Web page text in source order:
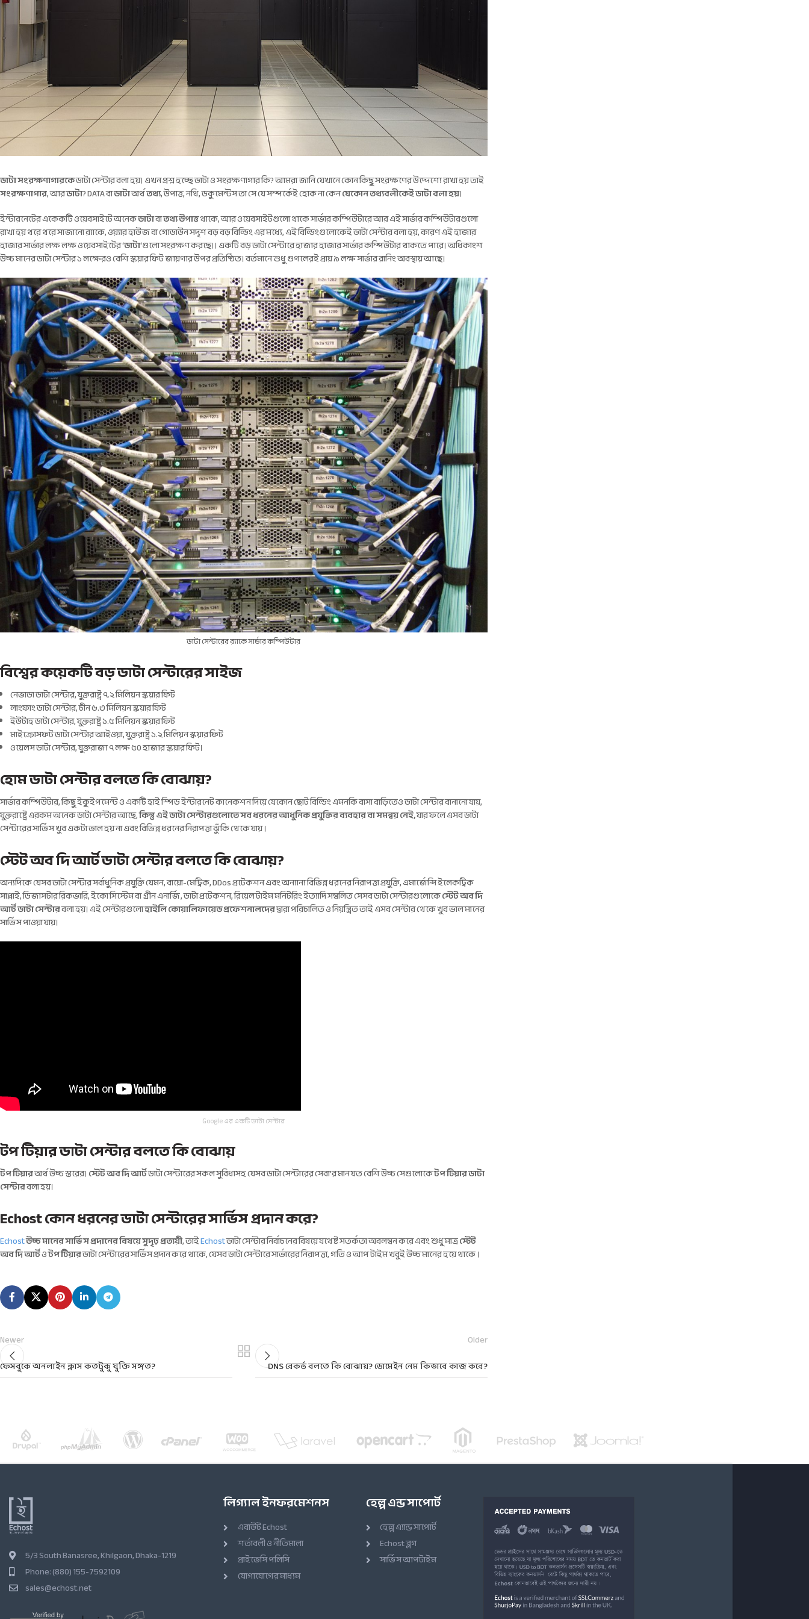
ডাটা সংরক্ষণাগারকেডাটা সেন্টার বলা হয়। এখন প্রশ্ন হচ্ছে ডাটা ও সংরক্ষণাগার কি? আমরা জানি যেখানে কোন কিছু সংরক্ষণের উদ্দেশ্যে রাখা হয় তাই
সংরক্ষণাগার, আরডাটা? DATA বাডাটাঅর্থতথ্য, উপাত্ত, নথি, ডকুমেন্টস তা সে যে সম্পর্কেই হোক না কেনযেকোন তথ্যবলীকেই ডাটা বলা হয়।
ইন্টারনেটের একেকটি ওয়েবসাইটে অনেকডাটাবাতথ্যউপাত্তথাকে, আর ওয়েবসাইটগুলো থাকে সার্ভার কম্পিউটারে আর এই সার্ভার কম্পিউটারগুলো
রাখা হয় থরে থরে সাজানো র‍্যাকে, ওয়্যার হাউজ বা গোডাউন সদৃশ বড় বড় বিল্ডিং এর মধ্যে, এই বিল্ডিংগুলোকেই ডাটা সেন্টার বলা হয়, কারণ এই হাজার
হাজার সার্ভার লক্ষ লক্ষ ওয়েবসাইটের ‘ডাটা‘গুলো সংরক্ষণ করছে।। একটি বড় ডাটা সেন্টারে হাজার হাজার সার্ভার কম্পিউটার থাকতে পারে। অধিকাংশ
উচ্চ মানের ডাটা সেন্টার ১ লক্ষেরও বেশি স্কয়ার ফিট জায়গার উপর প্রতিষ্ঠিত। বর্তমানে শুধু গুগলেরই প্রায় ৯ লক্ষ সার্ভার রানিং অবস্থায় আছে।
ডাটা সেন্টারের র‍্যাকে সার্ভার কম্পিউটার
বিশ্বের কয়েকটি বড় ডাটা সেন্টারের সাইজ
নেভাডা ডাটা সেন্টার, যুক্তরাষ্ট্র ৭.২ মিলিয়ন স্কয়ার ফিট
লাংফাং ডাটা সেন্টার, চীন ৬.৩ মিলিয়ন স্কয়ার ফিট
ইউটাহ ডাটা সেন্টার, যুক্তরাষ্ট্র ১.৫ মিলিয়ন স্কয়ার ফিট
মাইক্রোসফট ডাটা সেন্টার আইওয়া, যুক্তরাষ্ট্র ১.২ মিলিয়ন স্কয়ার ফিট
ওয়েলস ডাটা সেন্টার, যুক্তরাজ্য ৭ লক্ষ ৫০ হাজার স্কয়ার ফিট।
হোম ডাটা সেন্টার বলতে কি বোঝায়?
সার্ভার কম্পিউটার, কিছু ইকুইপমেন্ট ও একটি হাই স্পিড ইন্টারনেট কানেকশন দিয়ে যেকোন ছোট বিল্ডিং এমনকি বাসা বাড়িতেও ডাটা সেন্টার বানানো যায়,
যুক্তরাষ্ট্রে এরকম অনেক ডাটা সেন্টার আছে,কিন্তু এই ডাটা সেন্টারগুলোতে সব ধরনের আধুনিক প্রযুক্তির ব্যবহার বা সমন্বয় নেই,যার ফলে এসব ডাটা
সেন্টারের সার্ভিস খুব একটা ভাল হয় না এবং বিভিন্ন ধরনের নিরাপত্তা ঝুঁকি থেকে যায় ।
স্টেট অব দি আর্ট ডাটা সেন্টার বলতে কি বোঝায়?
অন্যদিকে যেসব ডাটা সেন্টার সর্বাধুনিক প্রযুক্তি যেমন, বায়ো-মেট্রিক, DDos প্রটেকশন এবং অন্যান্য বিভিন্ন ধরনের নিরাপত্তা প্রযুক্তি, এমার্জেন্সি ইলেকট্রিক
সাপ্লাই, ডিজাসটার রিকভারি, ইকো সিস্টেম বা গ্রীন এনার্জি, ডাটা প্রটেকশন, রিয়েল টাইম মনিটরিং ইত্যাদি সম্বলিত সেসব ডাটা সেন্টারগুলোকেস্টেট অব দি
আর্ট ডাটা সেন্টারবলা হয়। এই সেন্টারগুলোহাইলি কোয়ালিফায়েড প্রফেশনালদেরদ্বারা পরিচালিত ও নিয়ন্ত্রিত তাই এসব সেন্টার থেকে খুব ভাল মানের
সার্ভিস পাওয়া যায়।
Google এর একটি ডাটা সেন্টার
টপ টিয়ার ডাটা সেন্টার বলতে কি বোঝায়
টপ টিয়ারঅর্থ উচ্চ স্তরের।স্টেট অব দি আর্টডাটা সেন্টারের সকল সুবিধাসহ যেসব ডাটা সেন্টারের সেবা’র মান যত বেশি উচ্চ সেগুলোকেটপ টিয়ার ডাটা
সেন্টারবলা হয়।
Echost কোন ধরনের ডাটা সেন্টারের সার্ভিস প্রদান করে?
Echostউচ্চ মানের সার্ভিস প্রদানের বিষয়ে সুদৃঢ় প্রত্যয়ী, তাইEchostডাটা সেন্টার নির্বাচনের বিষয়ে যথেষ্ট সতর্কতা অবলম্বন করে এবং শুধু মাত্রস্টেট
অব দি আর্টওটপ টিয়ারডাটা সেন্টারের সার্ভিস প্রদান করে থাকে, যেসব ডাটা সেন্টারে সার্ভারের নিরাপত্তা, গতি ও আপ টাইম খবুই উচ্চ মানের হয়ে থাকে ।
Newer
ফেসবুকে অনলাইন ক্লাস কতটুকু যুক্তি সঙ্গত?
Older
DNS রেকর্ড বলতে কি বোঝায়? ডোমেইন নেম কিভাবে কাজ করে?
5/3 South Banasree, Khilgaon, Dhaka-1219
Phone: (880) 155-7592109
sales@echost.net
লিগ্যাল ইনফরমেশনস
এবাউট Echost
শর্তাবলী ও নীতিমালা
প্রাইভেসি পলিসি
যোগাযোগের মাধ্যম
হেল্প এন্ড সাপোর্ট
হেল্প এ্যান্ড সাপোর্ট
Echost ব্লগ
সার্ভিস আপটাইম